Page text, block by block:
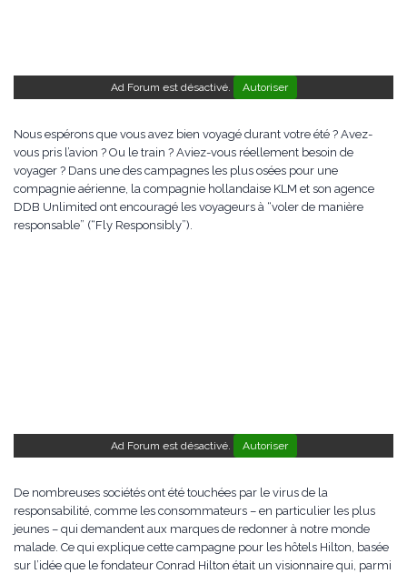
Ad Forum est désactivé. Autoriser
Nous espérons que vous avez bien voyagé durant votre été ? Avez-
vous pris l’avion ? Ou le train ? Aviez-vous réellement besoin de
voyager ? Dans une des campagnes les plus osées pour une
compagnie aérienne, la compagnie hollandaise KLM et son agence
DDB Unlimited ont encouragé les voyageurs à “voler de manière
responsable” (“Fly Responsibly”).
Ad Forum est désactivé. Autoriser
De nombreuses sociétés ont été touchées par le virus de la
responsabilité, comme les consommateurs – en particulier les plus
jeunes – qui demandent aux marques de redonner à notre monde
malade. Ce qui explique cette campagne pour les hôtels Hilton, basée
sur l’idée que le fondateur Conrad Hilton était un visionnaire qui, parmi